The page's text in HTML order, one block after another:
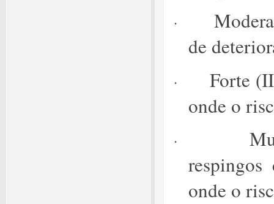
·
de
·
Forte
onde o
·
onde o